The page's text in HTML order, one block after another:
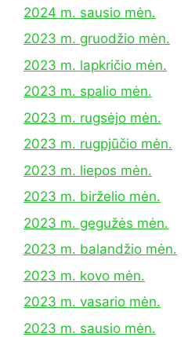
2024 m. sausio mėn.
2023 m. gruodžio mėn.
2023 m. lapkričio mėn.
2023 m. spalio mėn.
2023 m. rugsėjo mėn.
2023 m. rugpjūčio mėn.
2023 m. liepos mėn.
2023 m. birželio mėn.
2023 m. gegužės mėn.
2023 m. balandžio mėn.
2023 m. kovo mėn.
2023 m. vasario mėn.
2023 m. sausio mėn.